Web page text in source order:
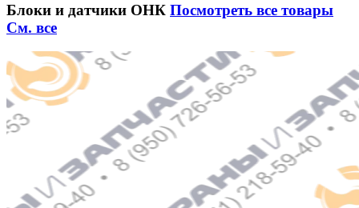
Блоки и датчики ОНК Посмотреть все товары
См. все